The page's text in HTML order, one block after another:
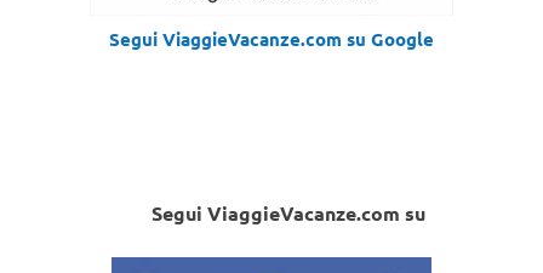
Segui ViaggieVacanze.com su Google
Segui ViaggieVacanze.com su